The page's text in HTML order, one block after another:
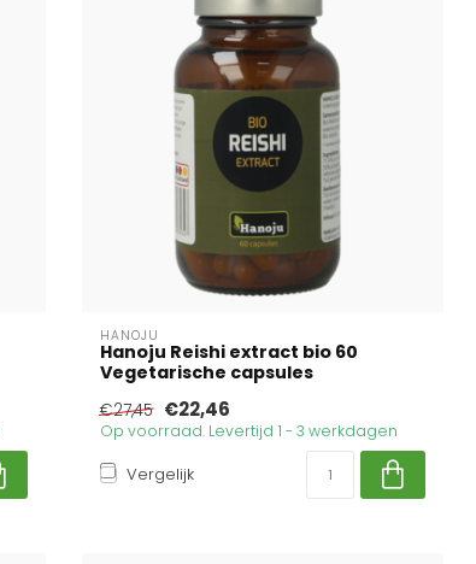
HANOJU
Hanoju Reishi extract bio 60
Vegetarische capsules
€27,45 €22,46
Op voorraad. Levertijd 1 - 3 werkdagen
Vergelijk